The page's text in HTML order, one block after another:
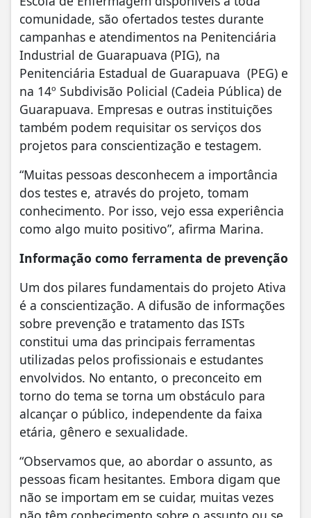
comunidade, são ofertados testes durante
campanhas e atendimentos na Penitenciária
Industrial de Guarapuava (PIG), na
Penitenciária Estadual de Guarapuava (PEG) e
na 14º Subdivisão Policial (Cadeia Pública) de
Guarapuava. Empresas e outras instituições
também podem requisitar os serviços dos
projetos para conscientização e testagem.
“Muitas pessoas desconhecem a importância
dos testes e, através do projeto, tomam
conhecimento. Por isso, vejo essa experiência
como algo muito positivo”, afirma Marina.
Informação como ferramenta de prevenção
Um dos pilares fundamentais do projeto Ativa
é a conscientização. A difusão de informações
sobre prevenção e tratamento das ISTs
constitui uma das principais ferramentas
utilizadas pelos profissionais e estudantes
envolvidos. No entanto, o preconceito em
torno do tema se torna um obstáculo para
alcançar o público, independente da faixa
etária, gênero e sexualidade.
“Observamos que, ao abordar o assunto, as
pessoas ficam hesitantes. Embora digam que
não se importam em se cuidar, muitas vezes